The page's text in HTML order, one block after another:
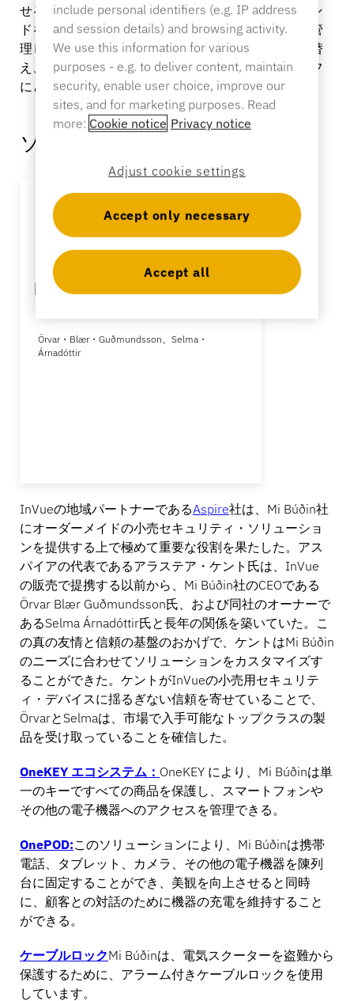
教育
せるだけでなく、充電機能を備えたデバイス用スタン
ドを必要としていました。一日中携帯電話の充電を管
理し、顧客とのやりとりの後にディスプレイを並べ替
え、夜間にデバイスを保護することは、店舗スタッフ
にとって面倒で非効率的なプロセスでした。
ソリューション
Örvar・Blær・Guðmundsson、Selma・
Árnadóttir
InVueの地域パートナーであるAspire社は、Mi Búðin社
にオーダーメイドの小売セキュリティ・ソリューショ
ンを提供する上で極めて重要な役割を果たした。アス
パイアの代表であるアラステア・ケント氏は、InVue
の販売で提携する以前から、Mi Búðin社のCEOである
Örvar Blær Guðmundsson氏、および同社のオーナーで
あるSelma Árnadóttir氏と長年の関係を築いていた。こ
の真の友情と信頼の基盤のおかげで、ケントはMi Búðin
のニーズに合わせてソリューションをカスタマイズす
ることができた。ケントがInVueの小売用セキュリテ
ィ・デバイスに揺るぎない信頼を寄せていることで、
ÖrvarとSelmaは、市場で入手可能なトップクラスの製
品を受け取っていることを確信した。
OneKEY エコシステム： OneKEY により、Mi Búðinは単
一のキーですべての商品を保護し、スマートフォンや
その他の電子機器へのアクセスを管理できる。
OnePOD:このソリューションにより、Mi Búðinは携帯
電話、タブレット、カメラ、その他の電子機器を陳列
台に固定することができ、美観を向上させると同時
に、顧客との対話のために機器の充電を維持すること
ができる。
ケーブルロックMi Búðinは、電気スクーターを盗難から
保護するために、アラーム付きケーブルロックを使用
しています。
include personal identifiers (e.g. IP address
and session details) and browsing activity.
We use this information for various
purposes - e.g. to deliver content, maintain
security, enable user choice, improve our
sites, and for marketing purposes. Read
more: Cookie notice Privacy notice
Adjust cookie settings
Accept only necessary
Accept all